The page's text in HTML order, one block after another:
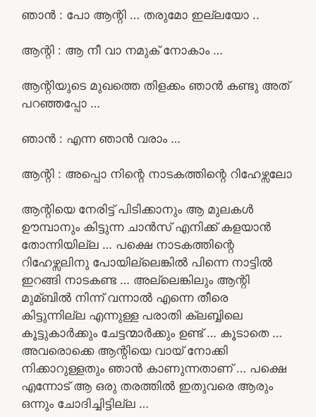
ഞാൻ : പോ ആന്റി … തരുമോ ഇല്ലയോ ..
ആന്റി : ആ നീ വാ നമുക് നോകാം …
ആന്റിയുടെ മുഖത്തെ തിളക്കം ഞാൻ കണ്ടു അത്
പറഞ്ഞപ്പോ …
ഞാൻ : എന്ന ഞാൻ വരാം …
ആന്റി : അപ്പൊ നിന്റെ നാടകത്തിന്റെ റിഹേഴ്സലോ
ആന്റിയെ നേരിട്ട് പിടിക്കാനും ആ മുലകൾ
ഊമ്പാനും കിട്ടുന്ന ചാൻസ് എനിക്ക് കളയാൻ
തോന്നിയില്ല … പക്ഷെ നാടകത്തിന്റെ
റിഹേഴ്സലിനു പോയില്ലെങ്കിൽ പിന്നെ നാട്ടിൽ
ഇറങ്ങി നാടകണ്ട … അല്ലെങ്കിലും ആന്റി
മുമ്ബിൽ നിന്ന് വന്നാൽ എന്നെ തീരെ
കിട്ടുന്നില്ല എന്നുള്ള പരാതി ക്ലബ്ബിലെ
കൂട്ടുകാർക്കും ചേട്ടന്മാർക്കും ഉണ്ട് … കൂടാതെ …
അവരൊക്കെ ആന്റിയെ വായ് നോക്കി
നിക്കാറുള്ളതും ഞാൻ കാണുന്നതാണ് … പക്ഷെ
എന്നോട് ആ ഒരു തരത്തിൽ ഇതുവരെ ആരും
ഒന്നും ചോദിച്ചിട്ടില്ല …